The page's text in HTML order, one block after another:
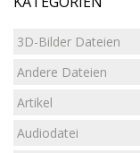
3D-Bilder Dateien
Andere Dateien
Artikel
Audiodatei